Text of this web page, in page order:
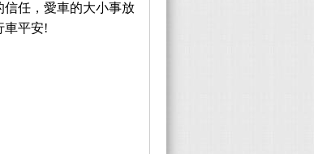
信任，愛車的大小事放
車平安!